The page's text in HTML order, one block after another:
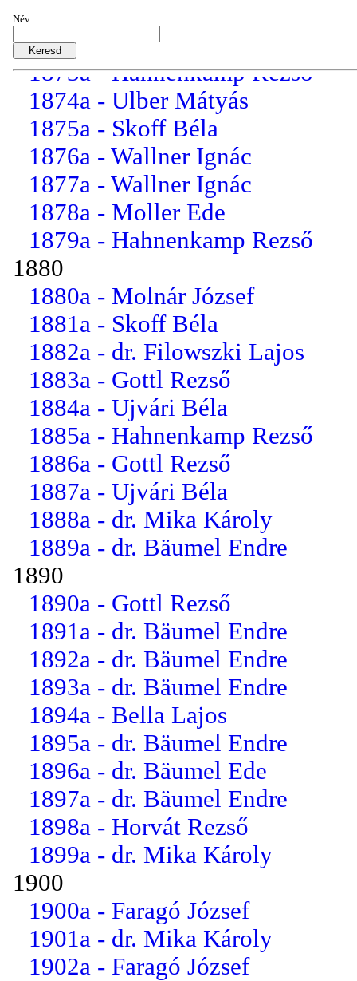
Név:
1870
1872a - Fuchs Pál
1873a - Hahnenkamp Rezső
1874a - Ulber Mátyás
1875a - Skoff Béla
1876a - Wallner Ignác
1877a - Wallner Ignác
1878a - Moller Ede
1879a - Hahnenkamp Rezső
1880
1880a - Molnár József
1881a - Skoff Béla
1882a - dr. Filowszki Lajos
1883a - Gottl Rezső
1884a - Ujvári Béla
1885a - Hahnenkamp Rezső
1886a - Gottl Rezső
1887a - Ujvári Béla
1888a - dr. Mika Károly
1889a - dr. Bäumel Endre
1890
1890a - Gottl Rezső
1891a - dr. Bäumel Endre
1892a - dr. Bäumel Endre
1893a - dr. Bäumel Endre
1894a - Bella Lajos
1895a - dr. Bäumel Endre
1896a - dr. Bäumel Ede
1897a - dr. Bäumel Endre
1898a - Horvát Rezső
1899a - dr. Mika Károly
1900
1900a - Faragó József
1901a - dr. Mika Károly
1902a - Faragó József